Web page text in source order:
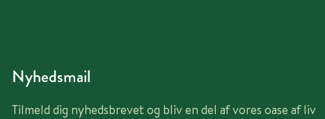
Nyhedsmail
Tilmeld dig nyhedsbrevet og bliv en del af vores oase af liv